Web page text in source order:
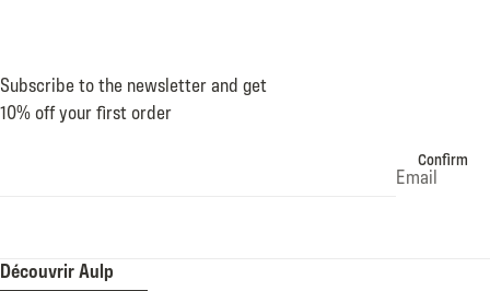
Subscribe to the newsletter and get
10% off your first order
Email
Confirm
Découvrir Aulp